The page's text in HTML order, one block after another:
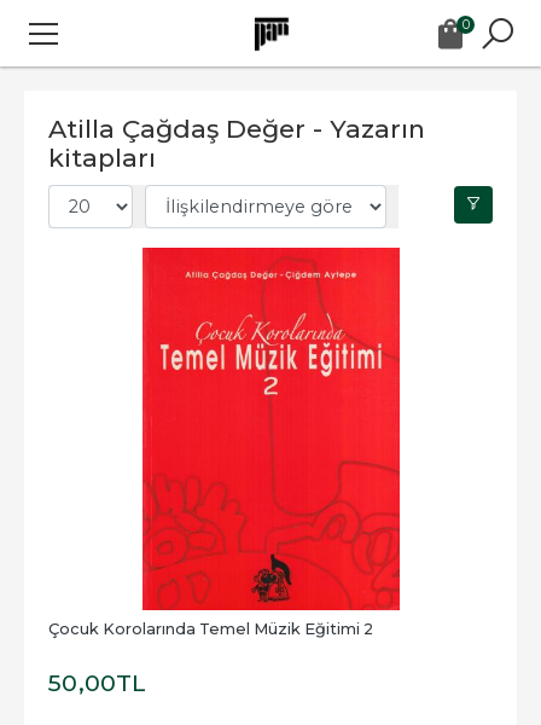
0
Atilla Çağdaş Değer - Yazarın
kitapları
Çocuk Korolarında Temel Müzik Eğitimi 2
50,00TL